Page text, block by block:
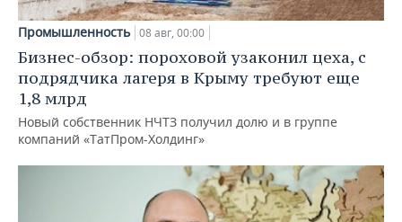
Промышленность 08 авг, 00:00
Бизнес-обзор: пороховой узаконил цеха, с
подрядчика лагеря в Крыму требуют еще
1,8 млрд
Новый собственник НЧТЗ получил долю и в группе
компаний «ТатПром-Холдинг»